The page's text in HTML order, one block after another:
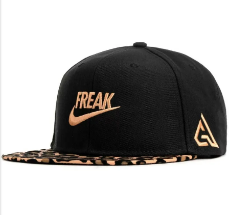
JR水道橋駅西口店
営業：土・日・祝日のみ 12:00-18:00
東京都千代田区神田三崎町２丁目２２−１ 1F